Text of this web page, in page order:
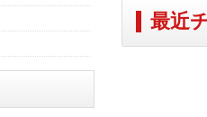
最近